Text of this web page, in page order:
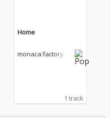
Home
monaca:factory
1 track